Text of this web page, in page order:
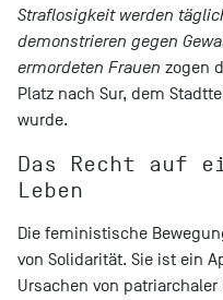
Straflosigkeit werden
demonstrieren gegen
ermordeten Frauen zogen
Platz nach Sur, dem
wurde.
Das Recht auf
Leben
Die feministische
von Solidarität. Sie ist ein
Ursachen von